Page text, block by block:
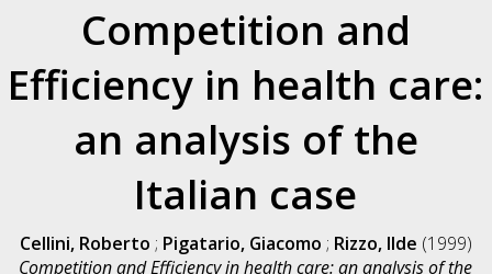
Competition and
Efficiency in health care:
an analysis of the
Italian case
Cellini, Roberto ; Pigatario, Giacomo ; Rizzo, Ilde (1999)
Competition and Efficiency in health care: an analysis of the